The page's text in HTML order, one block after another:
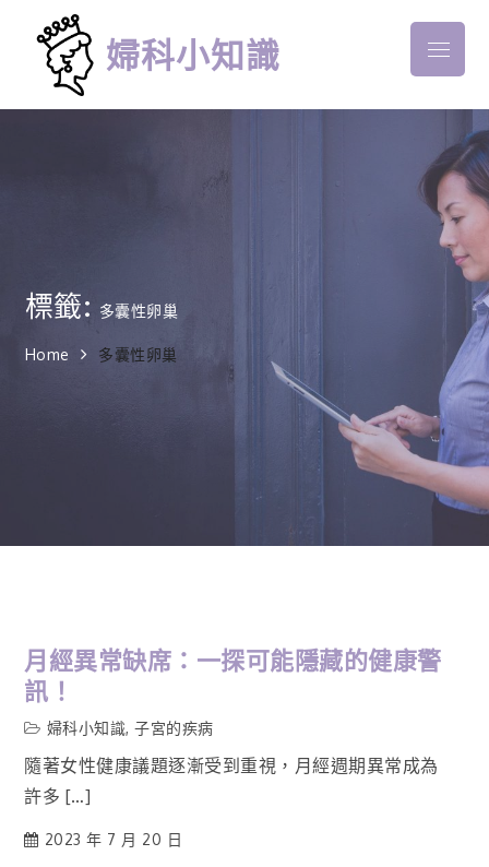
content
婦科小知識 Menu
標籤: 多囊性卵巢
Home 多囊性卵巢
月經異常缺席：一探可能隱藏的健康警
訊！
婦科小知識,子宮的疾病
隨著女性健康議題逐漸受到重視，月經週期異常成為
許多 […]
2023 年 7 月 20 日